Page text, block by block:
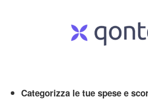
Categorizza le tue spese e